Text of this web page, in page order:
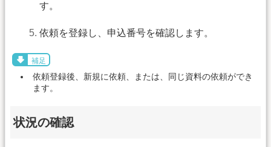
す。
依頼を登録し、申込番号を確認します。
補足
依頼登録後、新規に依頼、または、同じ資料の依頼ができ
ます。
状況の確認